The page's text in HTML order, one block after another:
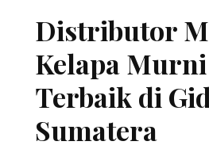
Distributor
Kelapa
Terbaik di
Sumatera